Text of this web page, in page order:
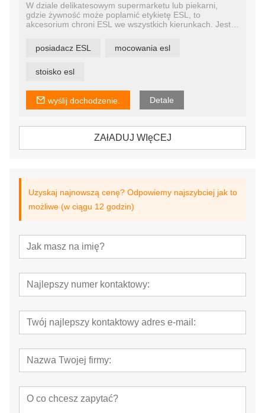
W dziale delikatesowym supermarketu lub piekarni,
gdzie żywność może poplamić etykietę ESL, to
akcesorium chroni ESL we wszystkich kierunkach. Jest
Australii. Klient jest z niego bardzo zadowolony,
poprawiając wizerunek sklepu i chroniąc cyfrową etykietę
posiadacz ESL mocowania esl
stoisko esl
wyślij dochodzenie. Detale
ZAłADUJ WIęCEJ
Uzyskaj najnowszą cenę? Odpowiemy najszybciej jak to
możliwe (w ciągu 12 godzin)